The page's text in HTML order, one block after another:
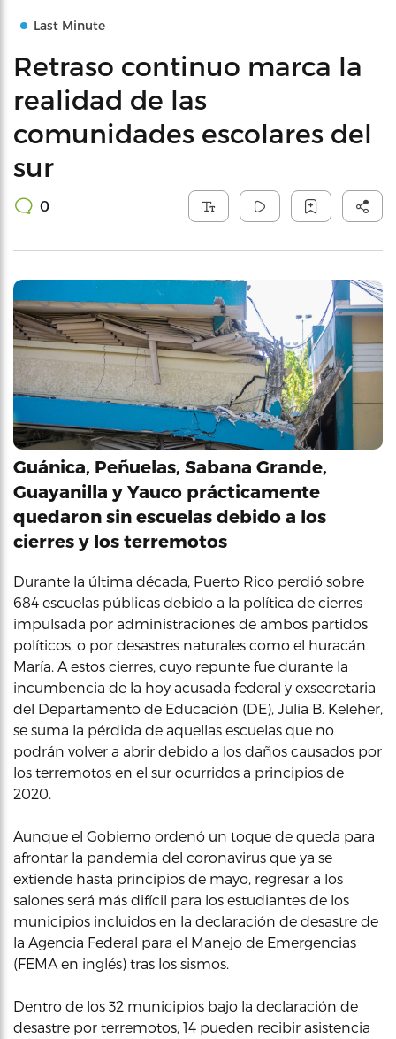
Last Minute
Retraso continuo marca la
realidad de las
comunidades escolares del
sur
0
Guánica, Peñuelas, Sabana Grande,
Guayanilla y Yauco prácticamente
quedaron sin escuelas debido a los
cierres y los terremotos
Durante la última década, Puerto Rico perdió sobre
684 escuelas públicas debido a la política de cierres
impulsada por administraciones de ambos partidos
políticos, o por desastres naturales como el huracán
María. A estos cierres, cuyo repunte fue durante la
incumbencia de la hoy acusada federal y exsecretaria
del Departamento de Educación (DE), Julia B. Keleher,
se suma la pérdida de aquellas escuelas que no
podrán volver a abrir debido a los daños causados por
los terremotos en el sur ocurridos a principios de
2020.
Aunque el Gobierno ordenó un toque de queda para
afrontar la pandemia del coronavirus que ya se
extiende hasta principios de mayo, regresar a los
salones será más difícil para los estudiantes de los
municipios incluidos en la declaración de desastre de
la Agencia Federal para el Manejo de Emergencias
(FEMA en inglés) tras los sismos.
Dentro de los 32 municipios bajo la declaración de
desastre por terremotos, 14 pueden recibir asistencia